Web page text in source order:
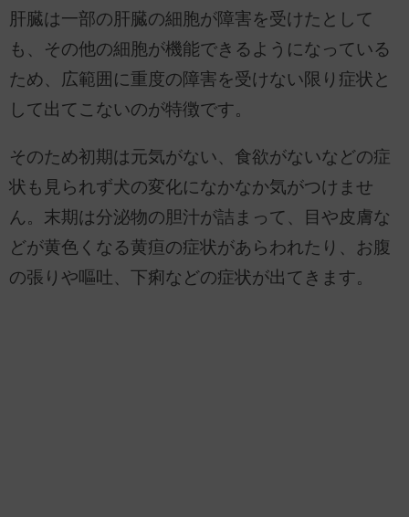
肝臓は一部の肝臓の細胞が障害を受けたとして
も、その他の細胞が機能できるようになっている
ため、広範囲に重度の障害を受けない限り症状と
して出てこないのが特徴です。
そのため初期は元気がない、食欲がないなどの症
状も見られず犬の変化になかなか気がつけませ
ん。末期は分泌物の胆汁が詰まって、目や皮膚な
どが黄色くなる黄疸の症状があらわれたり、お腹
の張りや嘔吐、下痢などの症状が出てきます。